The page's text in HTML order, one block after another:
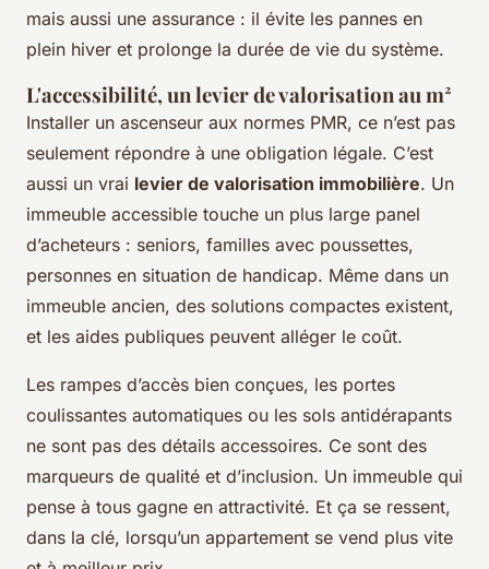
mais aussi une assurance : il évite les pannes en
plein hiver et prolonge la durée de vie du système.
L'accessibilité, un levier de valorisation au m²
Installer un ascenseur aux normes PMR, ce n’est pas
seulement répondre à une obligation légale. C’est
aussi un vrai levier de valorisation immobilière. Un
immeuble accessible touche un plus large panel
d’acheteurs : seniors, familles avec poussettes,
personnes en situation de handicap. Même dans un
immeuble ancien, des solutions compactes existent,
et les aides publiques peuvent alléger le coût.
Les rampes d’accès bien conçues, les portes
coulissantes automatiques ou les sols antidérapants
ne sont pas des détails accessoires. Ce sont des
marqueurs de qualité et d’inclusion. Un immeuble qui
pense à tous gagne en attractivité. Et ça se ressent,
dans la clé, lorsqu’un appartement se vend plus vite